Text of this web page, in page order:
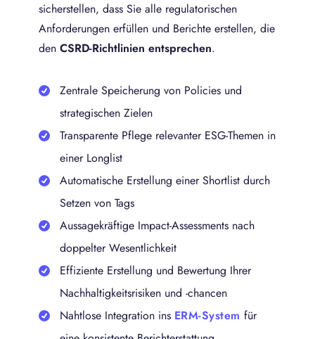
sicherstellen, dass Sie alle regulatorischen
Anforderungen erfüllen und Berichte erstellen, die
den CSRD-Richtlinien entsprechen.
Zentrale Speicherung von Policies und
strategischen Zielen
Transparente Pflege relevanter ESG-Themen in
einer Longlist
Automatische Erstellung einer Shortlist durch
Setzen von Tags
Aussagekräftige Impact-Assessments nach
doppelter Wesentlichkeit
Effiziente Erstellung und Bewertung Ihrer
Nachhaltigkeitsrisiken und -chancen
Nahtlose Integration ins ERM-System für